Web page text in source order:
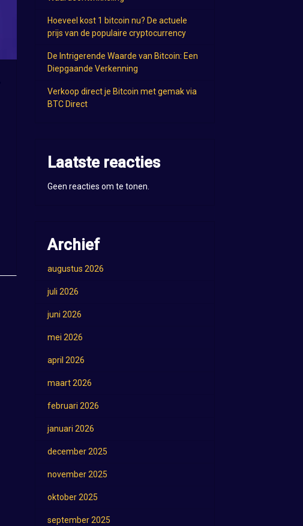
Hoeveel kost 1 bitcoin nu? De actuele
prijs van de populaire cryptocurrency
De Intrigerende Waarde van Bitcoin: Een
Diepgaande Verkenning
Verkoop direct je Bitcoin met gemak via
BTC Direct
Laatste reacties
Geen reacties om te tonen.
Archief
augustus 2026
juli 2026
juni 2026
mei 2026
april 2026
maart 2026
februari 2026
januari 2026
december 2025
november 2025
oktober 2025
september 2025